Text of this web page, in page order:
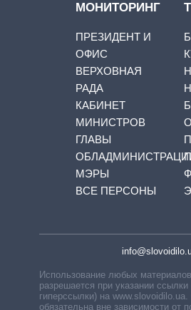
МОНИТОРИНГ
ПРЕЗИДЕНТ И
ОФИС
ВЕРХОВНАЯ
РАДА
КАБИНЕТ
МИНИСТРОВ
ГЛАВЫ
МЭРЫ
ВСЕ ПЕРСОНЫ
Использование любых
разрешается при указании
гиперссылки) на
обязательна вне зависимости от